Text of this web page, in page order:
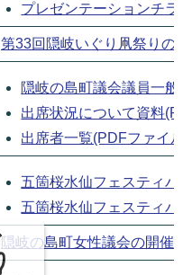
プレゼンテーションチラ
第33回隠岐いぐり凧祭りの
隠岐の島町議会議員一般
出席状況について資料
出席者一覧(PDFファイル
五箇桜水仙フェスティバ
五箇桜水仙フェスティバ
隠岐の島町女性議会の開催